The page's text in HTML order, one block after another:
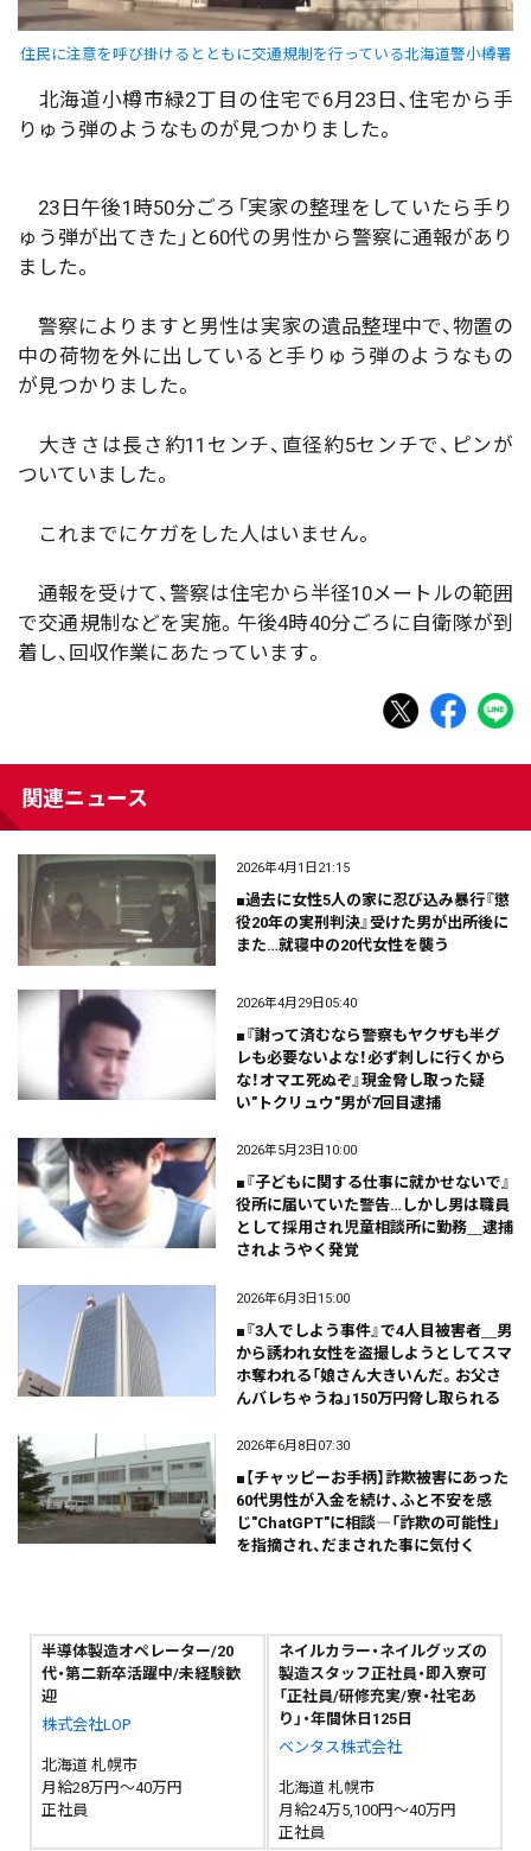
住民に注意を呼び掛けるとともに交通規制を行っている北海道警小樽署
北海道小樽市緑2丁目の住宅で6月23日、住宅から手
りゅう弾のようなものが見つかりました。
23日午後1時50分ごろ「実家の整理をしていたら手り
ゅう弾が出てきた」と60代の男性から警察に通報があり
ました。
警察によりますと男性は実家の遺品整理中で、物置の
中の荷物を外に出していると手りゅう弾のようなもの
が見つかりました。
大きさは長さ約11センチ、直径約5センチで、ピンが
ついていました。
これまでにケガをした人はいません。
通報を受けて、警察は住宅から半径10メートルの範囲
で交通規制などを実施。午後4時40分ごろに自衛隊が到
着し、回収作業にあたっています。
関連ニュース
2026年4月1日21:15
■過去に女性5人の家に忍び込み暴行『懲
役20年の実刑判決』受けた男が出所後に
また…就寝中の20代女性を襲う
2026年4月29日05:40
■『謝って済むなら警察もヤクザも半グ
レも必要ないよな！必ず刺しに行くから
な！オマエ死ぬぞ』現金脅し取った疑
い"トクリュウ"男が7回目逮捕
2026年5月23日10:00
■『子どもに関する仕事に就かせないで』
役所に届いていた警告…しかし男は職員
として採用され児童相談所に勤務＿逮捕
されようやく発覚
2026年6月3日15:00
■『3人でしよう事件』で4人目被害者＿男
から誘われ女性を盗撮しようとしてスマ
ホ奪われる「娘さん大きいんだ。お父さ
んバレちゃうね」150万円脅し取られる
2026年6月8日07:30
■【チャッピーお手柄】詐欺被害にあった
60代男性が入金を続け、ふと不安を感
じ"ChatGPT"に相談―「詐欺の可能性」
を指摘され、だまされた事に気付く
半導体製造オペレーター/20
代・第二新卒活躍中/未経験歓
迎
株式会社LOP
北海道 札幌市
月給28万円～40万円
正社員
ネイルカラー・ネイルグッズの
製造スタッフ正社員・即入寮可
「正社員/研修充実/寮・社宅あ
り」・年間休日125日
ベンタス株式会社
北海道 札幌市
月給24万5,100円～40万円
正社員